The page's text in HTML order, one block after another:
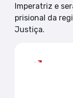
Imperatriz e
prisional da
Justiça.